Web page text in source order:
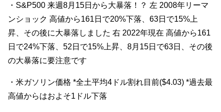
・S&P500 来週8月15日から大暴落！？ 左 2008年リーマ
ンショック 高値から161日で20%下落、63日で15%上
昇、その後に大暴落しました 右 2022年現在 高値から161
日で24%下落、52日で15%上昇、8月15日で63日、その後
の大暴落に要注意です
・米ガソリン価格 *全土平均4ドル割れ目前($4.03) *過去最
高値からはおよそ1ドル下落